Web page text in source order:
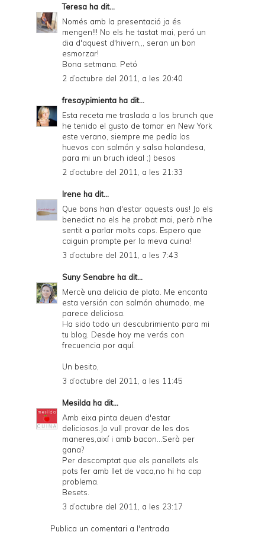
Teresa ha dit...
Només amb la presentació ja és
mengen!!! No els he tastat mai, peró un
dia d'aquest d'hivern,,, seran un bon
esmorzar!
Bona setmana. Petó
2 d’octubre del 2011, a les 20:40
fresaypimienta ha dit...
Esta receta me traslada a los brunch que
he tenido el gusto de tomar en New York
este verano, siempre me pedía los
huevos con salmón y salsa holandesa,
para mi un bruch ideal ;) besos
2 d’octubre del 2011, a les 21:33
Irene ha dit...
Que bons han d'estar aquests ous! Jo els
benedict no els he probat mai, però n'he
sentit a parlar molts cops. Espero que
caiguin prompte per la meva cuina!
3 d’octubre del 2011, a les 7:43
Suny Senabre ha dit...
Mercè una delicia de plato. Me encanta
esta versión con salmón ahumado, me
parece deliciosa.
Ha sido todo un descubrimiento para mi
tu blog. Desde hoy me verás con
frecuencia por aquí.
Un besito,
3 d’octubre del 2011, a les 11:45
Mesilda ha dit...
Amb eixa pinta deuen d'estar
deliciosos.Jo vull provar de les dos
maneres,així i amb bacon...Serà per
gana?
Per descomptat que els panellets els
pots fer amb llet de vaca,no hi ha cap
problema.
Besets.
3 d’octubre del 2011, a les 23:17
Publica un comentari a l'entrada